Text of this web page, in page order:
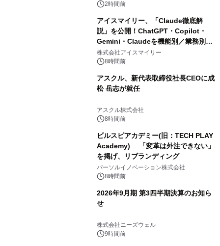
2時間前
アイスマイリー、「Claude徹底解
説」を公開！ChatGPT・Copilot・
Gemini・Claudeを機能別／業務別に
比較―自社に合う生成AIの選び方がわ
かる実践ガイド
株式会社アイスマイリー
8時間前
アスクル、新代表取締役社長CEOに成
松 岳志が就任
アスクル株式会社
8時間前
ビルスピアカデミー(旧：TECH PLAY
Academy) 「変革は外注できない」
を掲げ、リブランディング
パーソルイノベーション株式会社
8時間前
2026年9月期 第3四半期決算のお知ら
せ
株式会社ニーズウェル
9時間前